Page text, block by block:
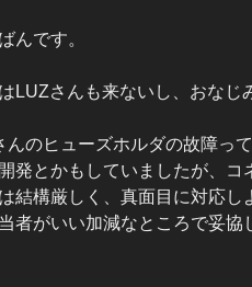
んです。
LUZさんも来ないし、おなじ
んのヒューズホルダの故障っ
発とかもしていましたが、コ
結構厳しく、真面目に対応し
者がいい加減なところで妥協